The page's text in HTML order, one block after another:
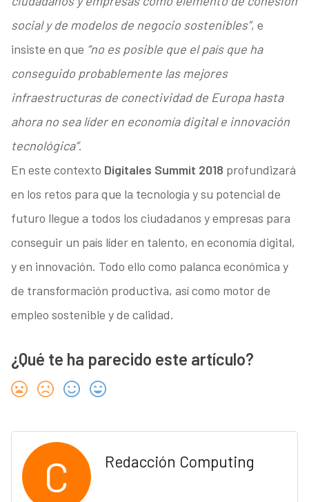
social y de modelos de negocio sostenibles”, e
insiste en que “no es posible que el país que ha
conseguido probablemente las mejores
infraestructuras de conectividad de Europa hasta
ahora no sea líder en economía digital e innovación
tecnológica”.
En este contexto Digitales Summit 2018 profundizará
en los retos para que la tecnología y su potencial de
futuro llegue a todos los ciudadanos y empresas para
conseguir un país líder en talento, en economía digital,
y en innovación. Todo ello como palanca económica y
de transformación productiva, así como motor de
empleo sostenible y de calidad.
¿Qué te ha parecido este artículo?
C Redacción Computing